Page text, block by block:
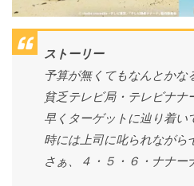
ストーリー
予算が無くてもなんとかな
貧乏テレビ局・テレビナナ
早くターゲットに辿り着い
時には上司に叱られながら
さぁ、４・５・６・ナナー